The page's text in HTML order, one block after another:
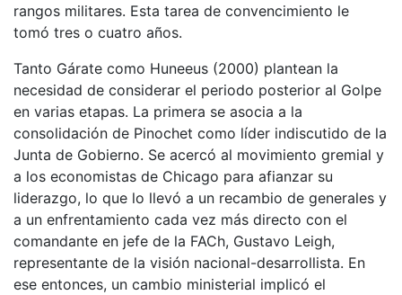
rangos militares. Esta tarea de convencimiento le
tomó tres o cuatro años.
Tanto Gárate como Huneeus (2000) plantean la
necesidad de considerar el periodo posterior al Golpe
en varias etapas. La primera se asocia a la
consolidación de Pinochet como líder indiscutido de la
Junta de Gobierno. Se acercó al movimiento gremial y
a los economistas de Chicago para afianzar su
liderazgo, lo que lo llevó a un recambio de generales y
a un enfrentamiento cada vez más directo con el
comandante en jefe de la FACh, Gustavo Leigh,
representante de la visión nacional-desarrollista. En
ese entonces, un cambio ministerial implicó el